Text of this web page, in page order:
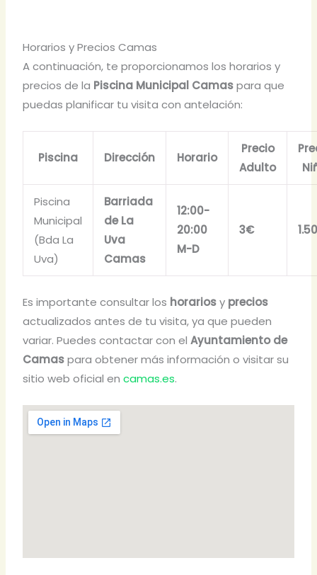
Horarios y Precios Camas
A continuación, te proporcionamos los horarios y
precios de la Piscina Municipal Camaspara que
puedas planificar tu visita con antelación:
Piscina Dirección Horario
Precio
Adulto
Piscina
Municipal
(Bda La
Uva)
Barriada
de La
Uva
Camas
12:00-
20:00
M-D
3€
Es importante consultar los horariosy precios
actualizados antes de tu visita, ya que pueden
variar. Puedes contactar con elAyuntamiento de
Camaspara obtener más información o visitar su
sitio web oficial encamas.es.